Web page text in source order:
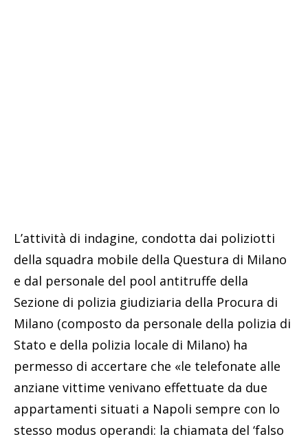
L’attività di indagine, condotta dai poliziotti
della squadra mobile della Questura di Milano
e dal personale del pool antitruffe della
Sezione di polizia giudiziaria della Procura di
Milano (composto da personale della polizia di
Stato e della polizia locale di Milano) ha
permesso di accertare che «le telefonate alle
anziane vittime venivano effettuate da due
appartamenti situati a Napoli sempre con lo
stesso modus operandi: la chiamata del ‘falso